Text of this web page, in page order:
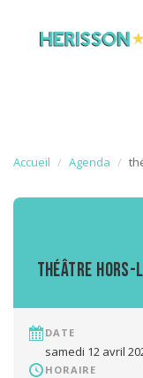
Accueil Agenda
théâtre hors-
DATE
samedi 12 avril
HORAIRE